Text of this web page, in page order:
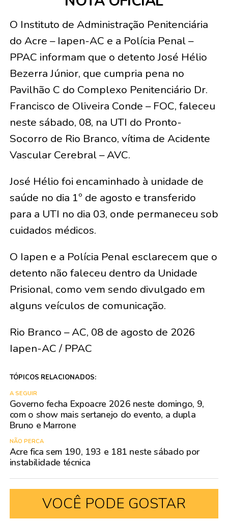
O Instituto de Administração Penitenciária
do Acre – Iapen-AC e a Polícia Penal –
PPAC informam que o detento José Hélio
Bezerra Júnior, que cumpria pena no
Pavilhão C do Complexo Penitenciário Dr.
Francisco de Oliveira Conde – FOC, faleceu
neste sábado, 08, na UTI do Pronto-
Socorro de Rio Branco, vítima de Acidente
Vascular Cerebral – AVC.
José Hélio foi encaminhado à unidade de
saúde no dia 1º de agosto e transferido
para a UTI no dia 03, onde permaneceu sob
cuidados médicos.
O Iapen e a Polícia Penal esclarecem que o
detento não faleceu dentro da Unidade
Prisional, como vem sendo divulgado em
alguns veículos de comunicação.
Rio Branco – AC, 08 de agosto de 2026
Iapen-AC / PPAC
TÓPICOS RELACIONADOS:
A SEGUIR
Governo fecha Expoacre 2026 neste domingo, 9,
com o show mais sertanejo do evento, a dupla
Bruno e Marrone
NÃO PERCA
Acre fica sem 190, 193 e 181 neste sábado por
instabilidade técnica
VOCÊ PODE GOSTAR